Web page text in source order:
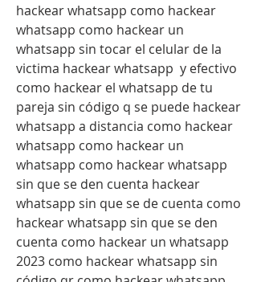
hackear whatsapp como hackear
whatsapp como hackear un
whatsapp sin tocar el celular de la
victima hackear whatsapp  y efectivo
como hackear el whatsapp de tu
pareja sin código q se puede hackear
whatsapp a distancia como hackear
whatsapp como hackear un
whatsapp como hackear whatsapp
sin que se den cuenta hackear
whatsapp sin que se de cuenta como
hackear whatsapp sin que se den
cuenta como hackear un whatsapp
2023 como hackear whatsapp sin